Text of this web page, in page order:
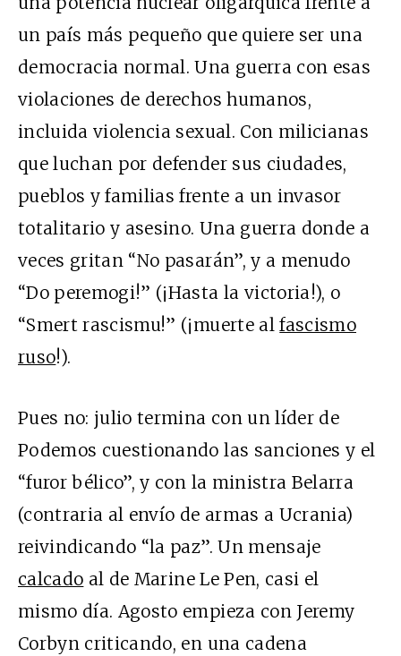
un país más pequeño que quiere ser una
democracia normal. Una guerra con esas
violaciones de derechos humanos,
incluida violencia sexual. Con milicianas
que luchan por defender sus ciudades,
pueblos y familias frente a un invasor
totalitario y asesino. Una guerra donde a
veces gritan “No pasarán”, y a menudo
“Do peremogi!” (¡Hasta la victoria!), o
“Smert rascismu!” (¡muerte alfascismo
ruso!).
Pues no: julio termina con un líder de
Podemos cuestionando las sanciones y el
“furor bélico”, y con la ministra Belarra
(contraria al envío de armas a Ucrania)
reivindicando “la paz”. Un mensaje
calcado al de Marine Le Pen, casi el
mismo día. Agosto empieza con Jeremy
Corbyn criticando, en una cadena